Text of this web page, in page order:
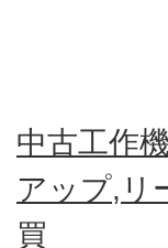
中古工作
アップ,リ
買